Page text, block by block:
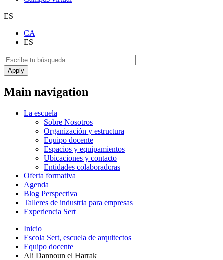
ES
CA
ES
Main navigation
La escuela
Sobre Nosotros
Organización y estructura
Equipo docente
Espacios y equipamientos
Ubicaciones y contacto
Entidades colaboradoras
Oferta formativa
Agenda
Blog Perspectiva
Talleres de industria para empresas
Experiencia Sert
Inicio
Escola Sert, escuela de arquitectos
Equipo docente
Ali Dannoun el Harrak